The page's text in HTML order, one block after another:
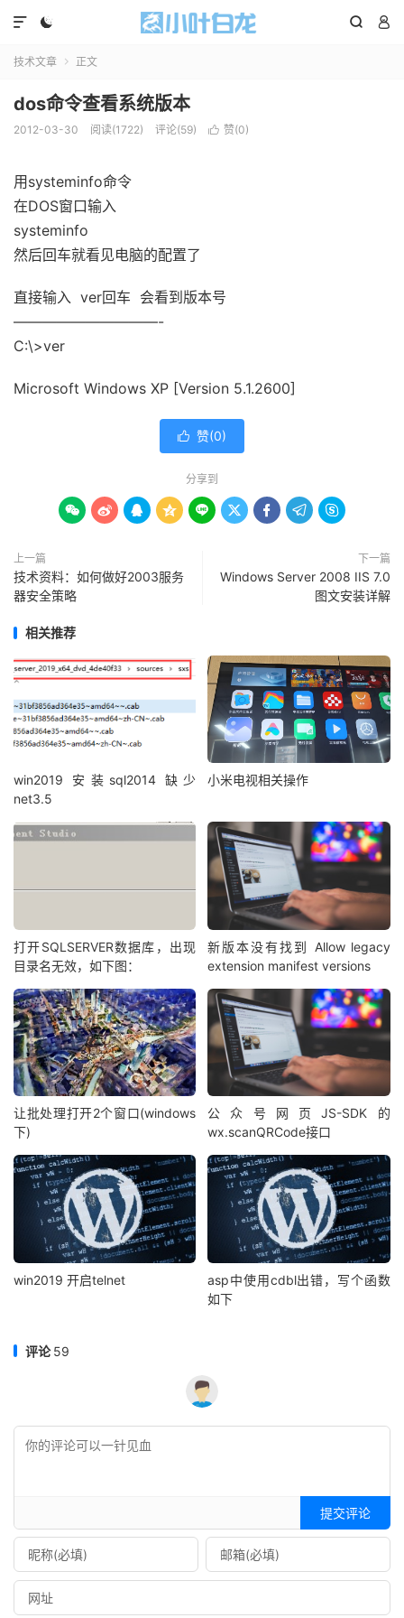
  

技术文章  正文
dos命令查看系统版本
2012-03-30 阅读(1722) 评论(59)  赞(0)
用systeminfo命令
在DOS窗口输入
systeminfo
然后回车就看见电脑的配置了
直接输入 ver回车 会看到版本号
——————————-
C:\>ver
Microsoft Windows XP [Version 5.1.2600]
 赞(0)
分享到
        
上一篇
技术资料：如何做好2003服务
器安全策略
下一篇
Windows Server 2008 IIS 7.0
图文安装详解
相关推荐
win2019 安装sql2014 缺少
net3.5
小米电视相关操作
打开SQLSERVER数据库，出现
目录名无效，如下图：
新版本没有找到 Allow legacy
extension manifest versions
让批处理打开2个窗口(windows
下)
公众号网页JS-SDK的
wx.scanQRCode接口
win2019 开启telnet
asp中使用cdbl出错，写个函数
如下
评论59
提交评论